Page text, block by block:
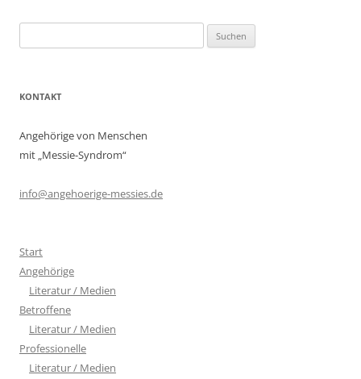
nach:
KONTAKT
Angehörige von Menschen
mit „Messie-Syndrom“
info@angehoerige-messies.de
Start
Angehörige
Literatur / Medien
Betroffene
Literatur / Medien
Professionelle
Literatur / Medien